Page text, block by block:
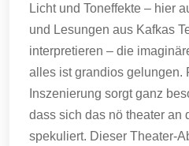
Licht und Toneffekte – hier
und Lesungen aus Kafkas
interpretieren – die
alles ist grandios gelungen.
Inszenierung sorgt ganz
dass sich das nö theater an
spekuliert. Dieser Theater-